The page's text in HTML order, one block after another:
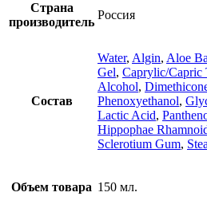
Страна
производитель
Россия
Состав
Water, Algin, Aloe
Gel, Caprylic/Capric
Alcohol,
Phenoxyethanol,
Lactic Acid,
Hippophae
Sclerotium Gum,
Объем товара 150 мл.